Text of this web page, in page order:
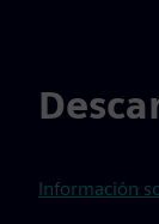
Información